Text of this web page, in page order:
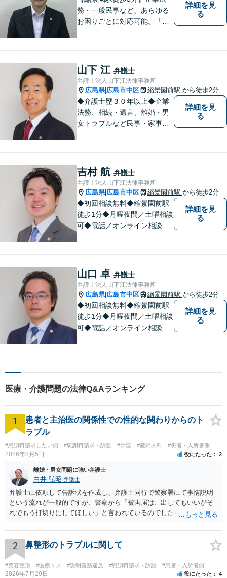
務・一般民事など、あらゆる
お困りごとに対応可能。「実
対応可】
詳細を見
る
山下 江 弁護士
弁護士法人山下江法律事務所
広島県| 広島市中区 縮景園前駅 から徒歩2分
◆弁護士歴３０年以上◆企業
法務、相続・遺言、離婚・男
女トラブルなど民事・家事事
電話／オンライン相談可◆相
談実績39,000件以上（事務所
総数）
詳細を見
る
吉村 航 弁護士
弁護士法人山下江法律事務所
広島県| 広島市中区 縮景園前駅 から徒歩2分
◆初回相談無料◆縮景園前駅
徒歩1分◆月曜夜間／土曜相談
可◆電話／オンライン相談可
産、相続・遺言、交通事故な
ど
詳細を見
る
山口 卓 弁護士
弁護士法人山下江法律事務所
広島県| 広島市中区 縮景園前駅 から徒歩2分
◆初回相談無料◆縮景園前駅
徒歩1分◆月曜夜間／土曜相談
可◆電話／オンライン相談可
等）、家事事件（離婚・相続
等）、刑事事件（刑事弁護、
告訴、犯罪被害者支援等）な
ど
詳細を見
る
医療・介護問題の法律Q&Aランキング
1
患者と主治医の関係性での性的な関わりからのト
ラブル
#慰謝料請求したい側 #慰謝料請求・訴訟 #示談 #産婦人科 #患者・入所者側
2026年8月5日 役にたった 2
離婚・男女問題に強い弁護士
白井 弘昭 弁護士
弁護士に依頼して告訴状を作成し、弁護士同行で警察署にて事情説明
という流れが一般的ですが、警察から「被害届は、出してもいいがそ
れでもう打切りにしてほしい」と言われているのでしたら、あまり結
検察庁に訴えるのもありかもしれないですが、実際に捜査をするの
は、結局所轄だと思われますので、やはり結論は変わらないかもしれ
ないです。 一度、最寄りの「刑事に強い」とうたっている弁護士に相
談してみてはいかがでしょうか。 以上、ご参考まで。
2 鼻整形のトラブルに関して
#美容整形 #医療ミス #説明義務違反 #慰謝料請求・訴訟 #患者・入所者側
2026年7月29日 役にたった 4